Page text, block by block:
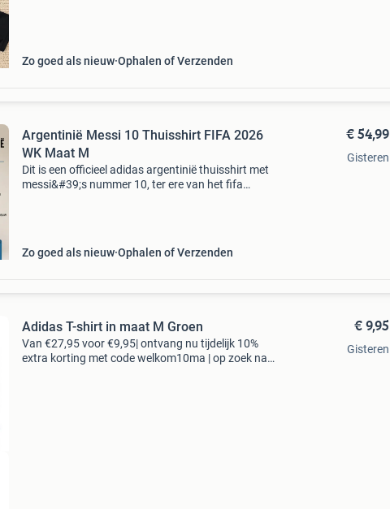
Zo goed als nieuw Ophalen of Verzenden
Argentinië Messi 10 Thuisshirt FIFA 2026
WK Maat M
Dit is een officieel adidas argentinië thuisshirt met
messi&#39;s nummer 10, ter ere van het fifa
Zo goed als nieuw Ophalen of Verzenden
€ 54,99
Gisteren
Adidas T-shirt in maat M Groen
Van €27,95 voor €9,95| ontvang nu tijdelijk 10%
extra korting met code welkom10ma | op zoek naar
€ 9,95
Gisteren